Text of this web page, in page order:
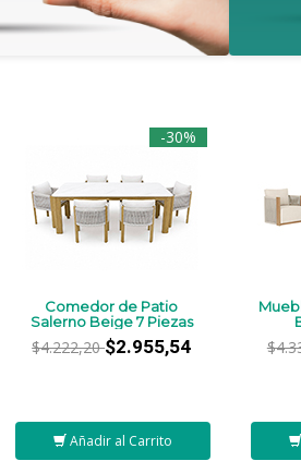
-30%
Comedor de Patio
Salerno Beige 7 Piezas
$4.222,20$2.955,54
Añadir al Carrito